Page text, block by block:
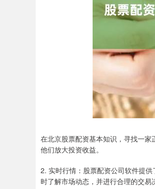
在北京股票配资基本知识，寻找一
他们放大投资收益。
2. 实时行情：股票配资公司软件提
时了解市场动态，并进行合理的交易